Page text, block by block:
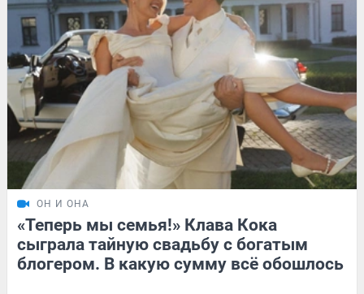
ОН И ОНА
«Теперь мы семья!» Клава Кока
сыграла тайную свадьбу с богатым
блогером. В какую сумму всё обошлось